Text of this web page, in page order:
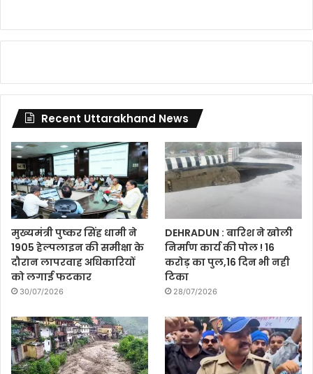
Recent Uttarakhand News
मुख्यमंत्री पुष्कर सिंह धामी ने
1905 हेल्पलाइन की समीक्षा के
दौरान लापरवाह अधिकारियों
को लगाई फटकार
30/07/2026
DEHRADUN : बारिश ने खोली
निर्माण कार्य की पोल ! 16
करोड़ का पुल,16 दिन भी नही
टिका
28/07/2026